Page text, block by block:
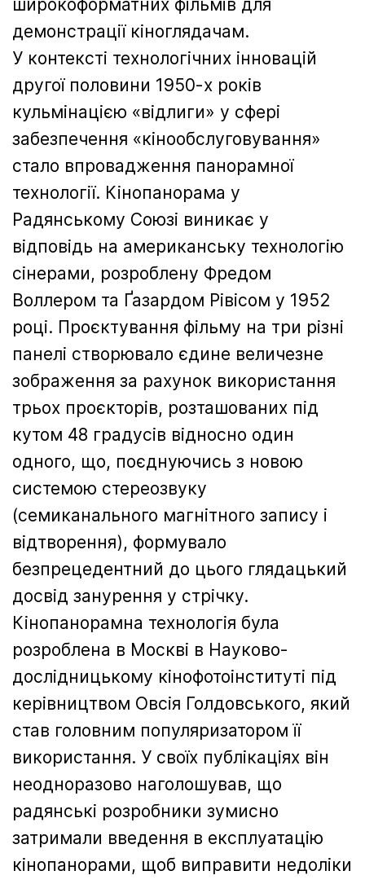
широкоформатних фільмів для
демонстрації кіноглядачам.
У контексті технологічних інновацій
другої половини 1950-х років
кульмінацією «відлиги» у сфері
забезпечення «кінообслуговування»
стало впровадження панорамної
технології. Кінопанорама у
Радянському Союзі виникає у
відповідь на американську технологію
сінерами, розроблену Фредом
Воллером та Ґазардом Рівісом у 1952
році. Проєктування фільму на три різні
панелі створювало єдине величезне
зображення за рахунок використання
трьох проєкторів, розташованих під
кутом 48 градусів відносно один
одного, що, поєднуючись з новою
системою стереозвуку
(семиканального магнітного запису і
відтворення), формувало
безпрецедентний до цього глядацький
досвід занурення у стрічку.
Кінопанорамна технологія була
розроблена в Москві в Науково-
дослідницькому кінофотоінституті під
керівництвом Овсія Голдовського, який
став головним популяризатором її
використання. У своїх публікаціях він
неодноразово наголошував, що
радянські розробники зумисно
затримали введення в експлуатацію
кінопанорами, щоб виправити недоліки